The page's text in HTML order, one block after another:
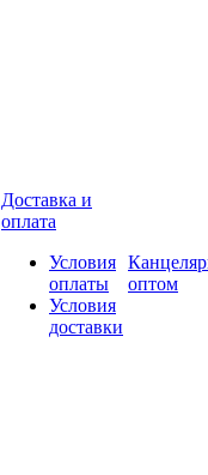
Доставка и
оплата
Условия
оплаты
Условия
доставки
оптом